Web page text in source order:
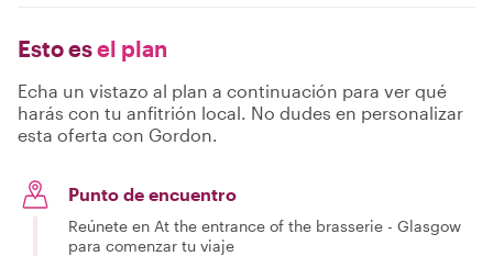
Esto esel plan
Echa un vistazo al plan a continuación para ver qué
harás con tu anfitrión local. No dudes en personalizar
esta oferta con Gordon.
Punto de encuentro
Reúnete en At the entrance of the brasserie - Glasgow
para comenzar tu viaje